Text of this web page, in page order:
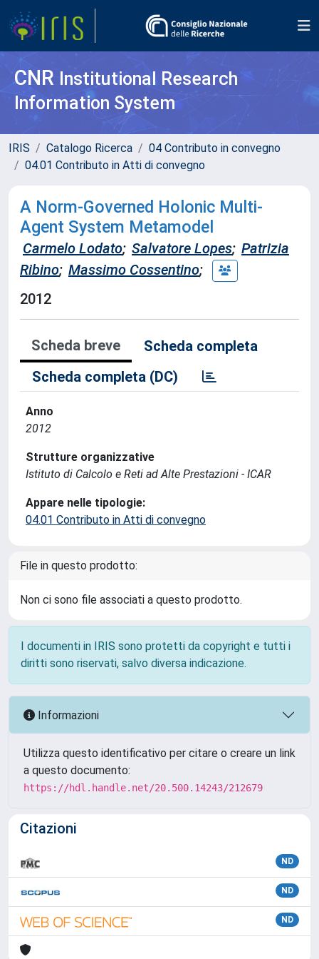
CNR Institutional Research
Information System
IRIS Catalogo Ricerca
04 Contributo in convegno
04.01 Contributo in Atti di convegno
A Norm-Governed Holonic Multi-
Agent System Metamodel
Carmelo Lodato; Salvatore Lopes; Patrizia
Ribino; Massimo Cossentino;
2012
Scheda breve
Scheda completa
Scheda completa (DC)
Anno
2012
Strutture organizzative
Istituto di Calcolo e Reti ad Alte Prestazioni - ICAR
Appare nelle tipologie:
04.01 Contributo in Atti di convegno
File in questo prodotto:
Non ci sono file associati a questo prodotto.
I documenti in IRIS sono protetti da copyright e tutti i
diritti sono riservati, salvo diversa indicazione.
Informazioni
Utilizza questo identificativo per citare o creare un link
a questo documento:
https://hdl.handle.net/20.500.14243/212679
Citazioni
ND
ND
ND